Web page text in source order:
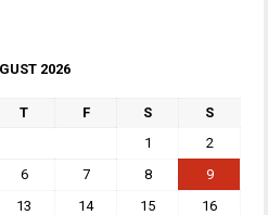
2026
T F S
S
1
2
6 7 8
9
13 14 15
16